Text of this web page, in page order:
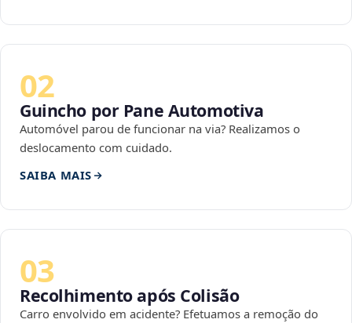
02
Guincho por Pane Automotiva
Automóvel parou de funcionar na via? Realizamos o
deslocamento com cuidado.
SAIBA MAIS
03
Recolhimento após Colisão
Carro envolvido em acidente? Efetuamos a remoção do